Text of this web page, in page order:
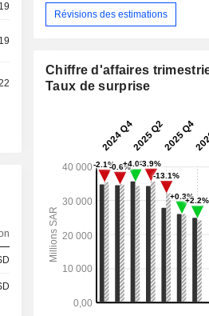
Révisions des estimations
Chiffre d'affaires
Taux de surprise